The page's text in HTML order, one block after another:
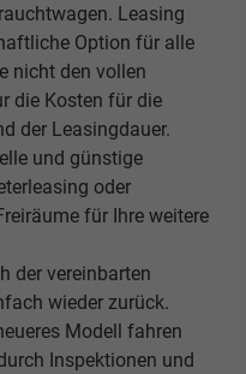
Leasing
Option für alle
nicht den vollen
die Kosten für die
der Leasingdauer.
und günstige
oder
für Ihre weitere
der vereinbarten
wieder zurück.
Modell fahren
Inspektionen und